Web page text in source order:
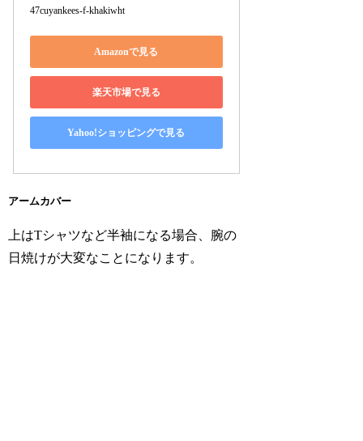
47cuyankees-f-khakiwht
Amazonで見る
楽天市場で見る
Yahoo!ショッピングで見る
アームカバー
上はTシャツなど半袖になる場合、腕の
日焼けが大変なことになります。